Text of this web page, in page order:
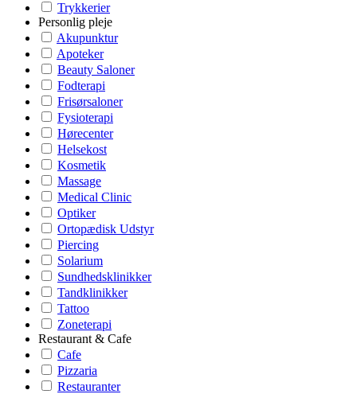
Trykkerier
Personlig pleje
Akupunktur
Apoteker
Beauty Saloner
Fodterapi
Frisørsaloner
Fysioterapi
Hørecenter
Helsekost
Kosmetik
Massage
Medical Clinic
Optiker
Ortopædisk Udstyr
Piercing
Solarium
Sundhedsklinikker
Tandklinikker
Tattoo
Zoneterapi
Restaurant & Cafe
Cafe
Pizzaria
Restauranter